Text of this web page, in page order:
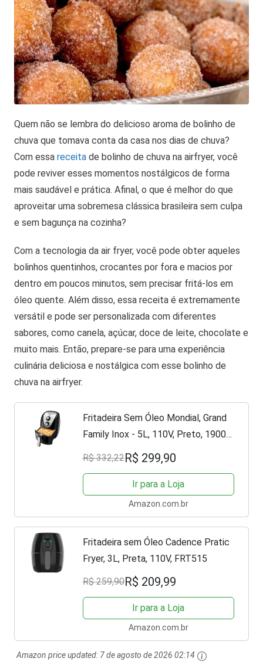
Quem não se lembra do delicioso aroma de bolinho de
chuva que tomava conta da casa nos dias de chuva?
Com essa receita de bolinho de chuva na airfryer, você
pode reviver esses momentos nostálgicos de forma
mais saudável e prática. Afinal, o que é melhor do que
aproveitar uma sobremesa clássica brasileira sem culpa
e sem bagunça na cozinha?
Com a tecnologia da air fryer, você pode obter aqueles
bolinhos quentinhos, crocantes por fora e macios por
dentro em poucos minutos, sem precisar fritá-los em
óleo quente. Além disso, essa receita é extremamente
versátil e pode ser personalizada com diferentes
sabores, como canela, açúcar, doce de leite, chocolate e
muito mais. Então, prepare-se para uma experiência
culinária deliciosa e nostálgica com esse bolinho de
chuva na airfryer.
Fritadeira Sem Óleo Mondial, Grand
Family Inox - 5L, 110V, Preto, 1900W
- AFN-50-BI
R$ 332,22R$ 299,90
Ir para a Loja
Amazon.com.br
Fritadeira sem Óleo Cadence Pratic
Fryer, 3L, Preta, 110V, FRT515
R$ 259,90R$ 209,99
Ir para a Loja
Amazon.com.br
Amazon price updated: 7 de agosto de 2026 02:14